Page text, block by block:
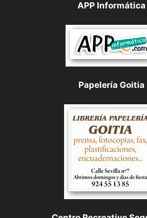
APP Informática
Papelería Goitia